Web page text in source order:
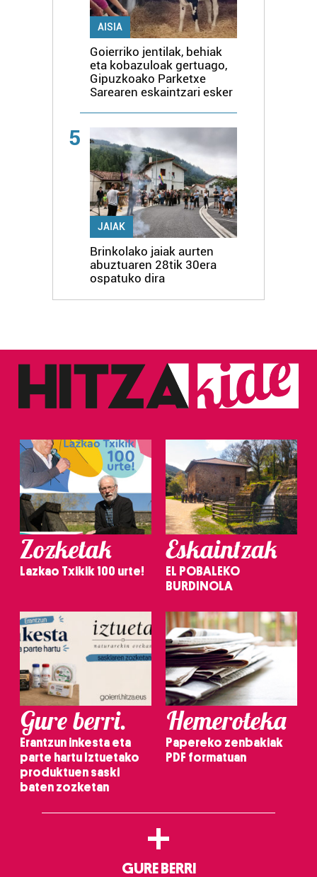
AISIA
Goierriko jentilak, behiak
eta kobazuloak gertuago,
Gipuzkoako Parketxe
Sarearen eskaintzari esker
5
JAIAK
Brinkolako jaiak aurten
abuztuaren 28tik 30era
ospatuko dira
Zozketak
Lazkao Txikik 100 urte!
Eskaintzak
EL POBALEKO
BURDINOLA
Gure berri.
Erantzun inkesta eta
parte hartu Iztuetako
produktuen saski
baten zozketan
Hemeroteka
Papereko zenbakiak
PDF formatuan
+
GURE BERRI